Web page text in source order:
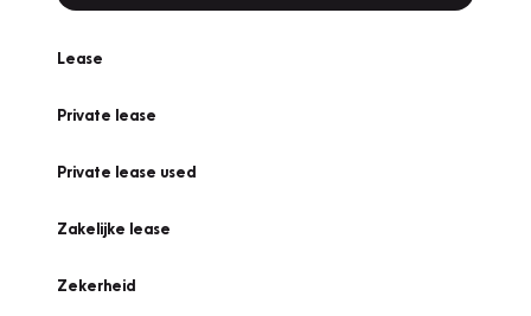
Lease
Private lease
Private lease used
Zakelijke lease
Zekerheid